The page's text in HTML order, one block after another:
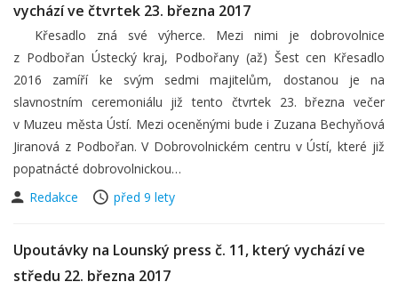
vychází ve čtvrtek 23. března 2017
Křesadlo zná své výherce. Mezi nimi je dobrovolnice
z Podbořan Ústecký kraj, Podbořany (až) Šest cen Křesadlo
2016 zamíří ke svým sedmi majitelům, dostanou je na
slavnostním ceremoniálu již tento čtvrtek 23. března večer
v Muzeu města Ústí. Mezi oceněnými bude i Zuzana Bechyňová
Jiranová z Podbořan. V Dobrovolnickém centru v Ústí, které již
popatnácté dobrovolnickou…
Redakce
před 9 lety
Upoutávky na Lounský press č. 11, který vychází ve
středu 22. března 2017